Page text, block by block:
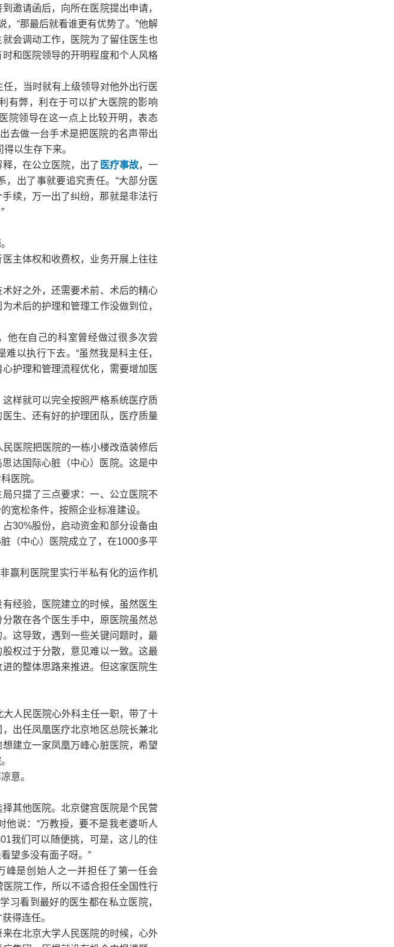
邀请函后，向所在医院提出申请，
，“那最后就看谁更有优势了。”他解
会调动工作，医院为了留住医生也
和医院领导的开明程度和个人风格
，当时就有上级领导对他外出行医
有弊，利在于可以扩大医院的影响
院领导在这一点上比较开明，表态
去做一台手术是把医院的名声带出
以生存下来。
，在公立医院，出了 医疗事故，一
出了事就要追究责任。“大部分医
续，万一出了纠纷，那就是非法行
主体权和收费权，业务开展上往往
好之外，还需要术前、术后的精心
术后的护理和管理工作没做到位，
他在自己的科室曾经做过很多次尝
以执行下去。“虽然我是科主任，
护理和管理流程优化，需要增加医
样就可以完全按照严格系统医疗质
生、还有好的护理团队，医疗质量
医院把医院的一栋小楼改造装修后
达国际心脏（中心）医院。这是中
医院。
只提了三点要求：一、公立医院不
宽松条件，按照企业标准建设。
30%股份，启动资金和部分设备由
（中心）医院成立了，在1000多平
赢利医院里实行半私有化的运作机
经验，医院建立的时候，虽然医生
散在各个医生手中，原医院虽然总
这导致，遇到一些关键问题时，最
权过于分散，意见难以一致。这最
的整体思路来推进。但这家医院生
人民医院心外科主任一职，带了十
出任凤凰医疗北京地区总院长兼北
建立一家凤凰万峰心脏医院，希望
意。
其他医院。北京健宫医院是个民营
他说：“万教授，要不是我老婆听人
我们可以随便挑，可是，这儿的住
望多没有面子呀。”
峰是创始人之一并担任了第一任会
院工作，所以不适合担任全国性行
习看到最好的医生都在私立医院，
得连任。
在北京大学人民医院的时候，心外